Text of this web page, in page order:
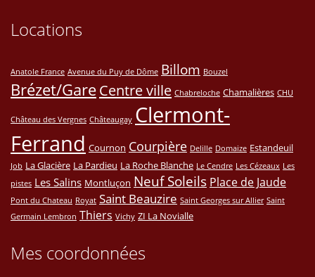
Locations
Anatole France Avenue du Puy de Dôme Billom Bouzel
Brézet/GareCentre ville Chabreloche Chamalières CHU
Château des Vergnes Châteaugay Clermont-
Ferrand Cournon Courpière Delille Domaize Estandeuil
Job La Glacière La Pardieu La Roche Blanche Le Cendre Les Cézeaux Les
pistes Les Salins Montluçon Neuf Soleils Place de Jaude
Pont du Chateau Royat Saint Beauzire Saint Georges sur Allier Saint
Germain Lembron Thiers Vichy ZI La Novialle
Mes coordonnées